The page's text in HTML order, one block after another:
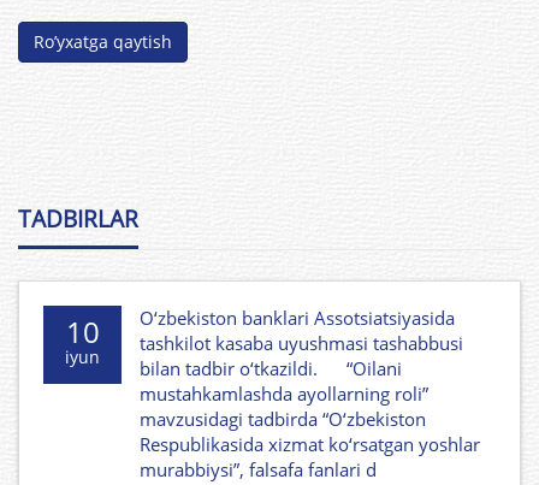
Ro’yxatga qaytish
TADBIRLAR
10
iyun
O‘zbekiston banklari Assotsiatsiyasida
tashkilot kasaba uyushmasi tashabbusi
bilan tadbir o‘tkazildi. “Oilani
mustahkamlashda ayollarning roli”
mavzusidagi tadbirda “O‘zbekiston
Respublikasida xizmat ko‘rsatgan yoshlar
murabbiysi”, falsafa fanlari d